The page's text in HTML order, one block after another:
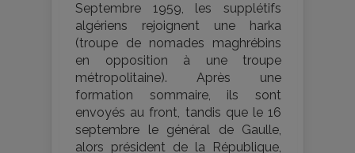
Septembre 1959, les supplétifs
algériens rejoignent une harka
(troupe de nomades maghrébins
en opposition à une troupe
métropolitaine). Après une
formation sommaire, ils sont
envoyés au front, tandis que le 16
septembre le général de Gaulle,
alors président de la République,